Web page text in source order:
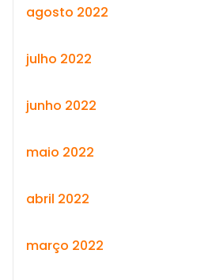
agosto 2022
julho 2022
junho 2022
maio 2022
abril 2022
março 2022